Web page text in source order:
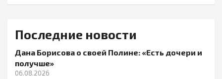
Последние новости
Дана Борисова о своей Полине: «Есть дочери и
получше»
06.08.2026